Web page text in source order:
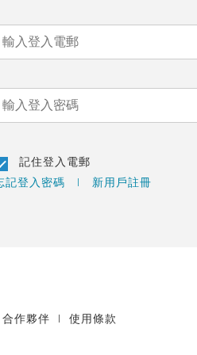
記住登入電郵
記登入密碼
新用戶註冊
合作夥伴 使用條款